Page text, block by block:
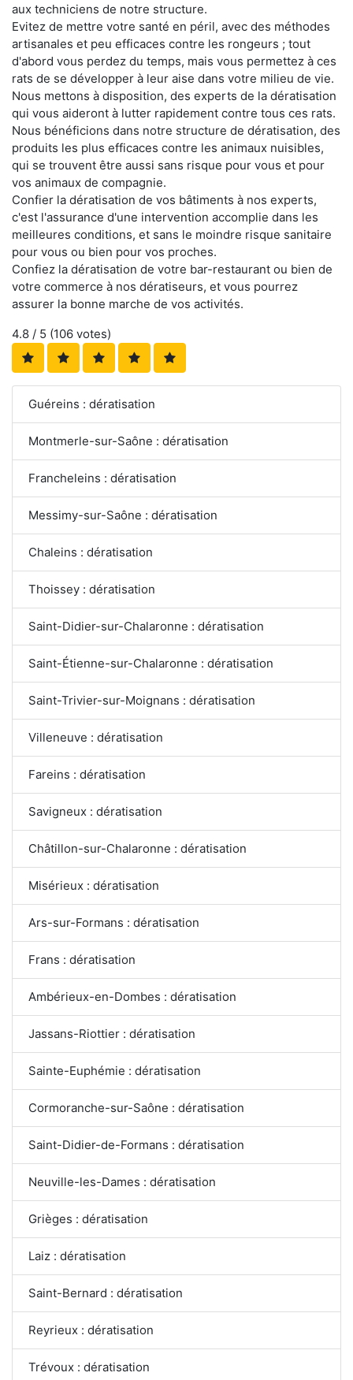
aux techniciens de notre structure.
Evitez de mettre votre santé en péril, avec des méthodes
artisanales et peu efficaces contre les rongeurs ; tout
d'abord vous perdez du temps, mais vous permettez à ces
rats de se développer à leur aise dans votre milieu de vie.
Nous mettons à disposition, des experts de la dératisation
qui vous aideront à lutter rapidement contre tous ces rats.
Nous bénéficions dans notre structure de dératisation, des
produits les plus efficaces contre les animaux nuisibles,
qui se trouvent être aussi sans risque pour vous et pour
vos animaux de compagnie.
Confier la dératisation de vos bâtiments à nos experts,
c'est l'assurance d'une intervention accomplie dans les
meilleures conditions, et sans le moindre risque sanitaire
pour vous ou bien pour vos proches.
Confiez la dératisation de votre bar-restaurant ou bien de
votre commerce à nos dératiseurs, et vous pourrez
assurer la bonne marche de vos activités.
4.8 / 5 (106 votes)
Guéreins : dératisation
Montmerle-sur-Saône : dératisation
Francheleins : dératisation
Messimy-sur-Saône : dératisation
Chaleins : dératisation
Thoissey : dératisation
Saint-Didier-sur-Chalaronne : dératisation
Saint-Étienne-sur-Chalaronne : dératisation
Saint-Trivier-sur-Moignans : dératisation
Villeneuve : dératisation
Fareins : dératisation
Savigneux : dératisation
Châtillon-sur-Chalaronne : dératisation
Misérieux : dératisation
Ars-sur-Formans : dératisation
Frans : dératisation
Ambérieux-en-Dombes : dératisation
Jassans-Riottier : dératisation
Sainte-Euphémie : dératisation
Cormoranche-sur-Saône : dératisation
Saint-Didier-de-Formans : dératisation
Neuville-les-Dames : dératisation
Grièges : dératisation
Laiz : dératisation
Saint-Bernard : dératisation
Reyrieux : dératisation
Trévoux : dératisation